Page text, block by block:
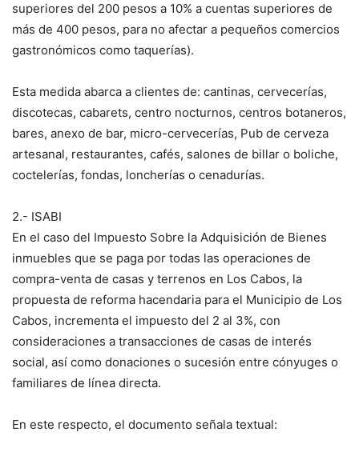
superiores del 200 pesos a 10% a cuentas superiores de
más de 400 pesos, para no afectar a pequeños comercios
gastronómicos como taquerías).
Esta medida abarca a clientes de: cantinas, cervecerías,
discotecas, cabarets, centro nocturnos, centros botaneros,
bares, anexo de bar, micro-cervecerías, Pub de cerveza
artesanal, restaurantes, cafés, salones de billar o boliche,
coctelerías, fondas, loncherías o cenadurías.
2.- ISABI
En el caso del Impuesto Sobre la Adquisición de Bienes
inmuebles que se paga por todas las operaciones de
compra-venta de casas y terrenos en Los Cabos, la
propuesta de reforma hacendaria para el Municipio de Los
Cabos, incrementa el impuesto del 2 al 3%, con
consideraciones a transacciones de casas de interés
social, así como donaciones o sucesión entre cónyuges o
familiares de línea directa.
En este respecto, el documento señala textual: